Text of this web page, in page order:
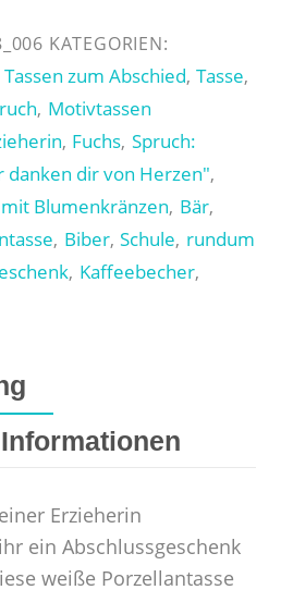
KATEGORIEN:
Tassen zum Abschied,Tasse,
, Motivtassen
, Fuchs, Spruch:
danken dir von Herzen",
Blumenkränzen, Bär,
, Biber,Schule, rundum
, Kaffeebecher,
Erzieherin
ein Abschlussgeschenk
weiße Porzellantasse